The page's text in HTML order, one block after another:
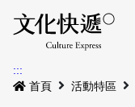
最新公告
:::
首頁
活動特區